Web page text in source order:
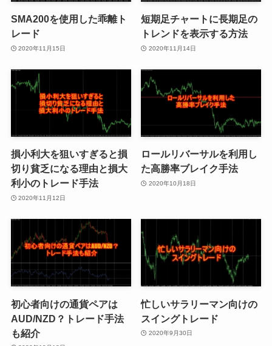
SMA200を使用した乖離ト
レード
2020年11月15日
短期足チャートに長期足の
トレンドを表示する方法
2020年11月14日
損小利大を狙いすぎると損
切り貧乏になる理由と損大
利小のトレード手法
2020年11月12日
ロールリバーサルを利用し
た高勝率ブレイク手法
2020年10月18日
初心者向けの通貨ペアは
AUD/NZD？トレード手法
も紹介
忙しいサラリーマン向けの
スイングトレード
2020年9月30日